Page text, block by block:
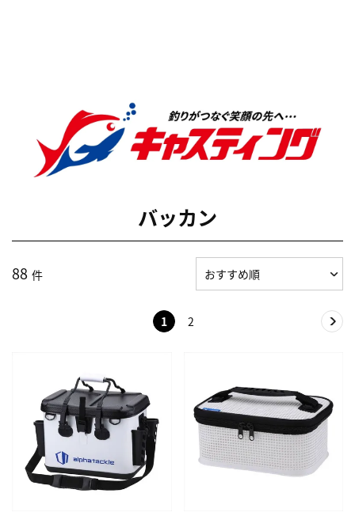
バッカン
88 件
1 2